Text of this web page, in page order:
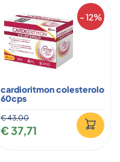
- 12%
cardioritmon colesterolo
60cps
€ 43,00
€ 37,71